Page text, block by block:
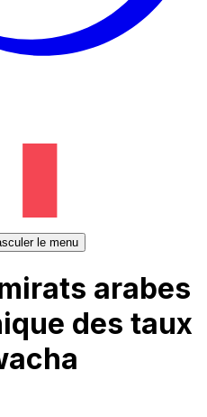
le menu
arabes
des taux